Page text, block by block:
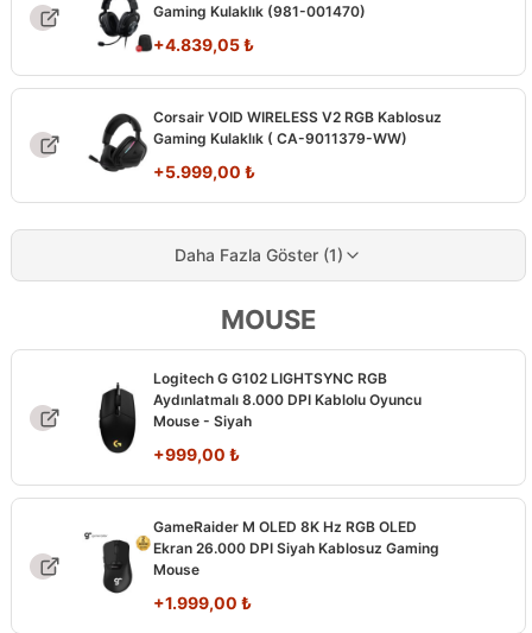
Gaming Kulaklık (981-001470)
+4.839,05₺
Corsair VOID WIRELESS V2 RGB Kablosuz
Gaming Kulaklık ( CA-9011379-WW)
+5.999,00 ₺
Daha Fazla Göster (1)
MOUSE
Logitech G G102 LIGHTSYNC RGB
Aydınlatmalı 8.000 DPI Kablolu Oyuncu
Mouse - Siyah
+999,00 ₺
GameRaider M OLED 8K Hz RGB OLED
Ekran 26.000 DPI Siyah Kablosuz Gaming
Mouse
+1.999,00 ₺